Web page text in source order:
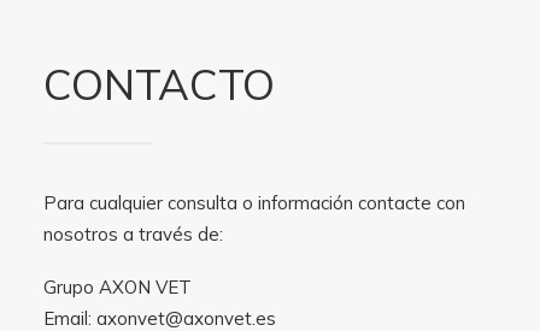
CONTACTO
Para cualquier consulta o información contacte con
nosotros a través de:
Grupo AXON VET
Email: axonvet@axonvet.es